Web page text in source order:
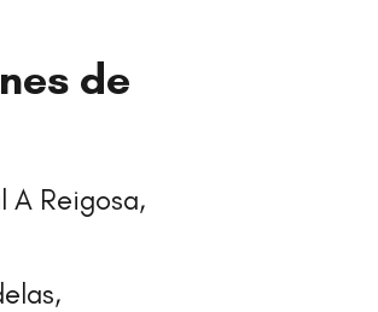
de
A Reigosa,